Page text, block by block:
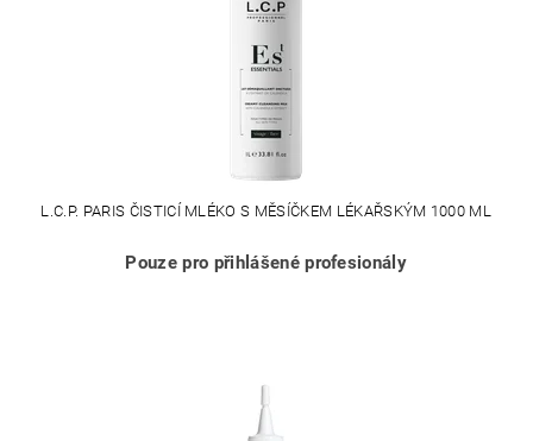
L.C.P. PARIS ČISTICÍ MLÉKO S MĚSÍČKEM LÉKAŘSKÝM 1000 ML
Pouze pro přihlášené profesionály